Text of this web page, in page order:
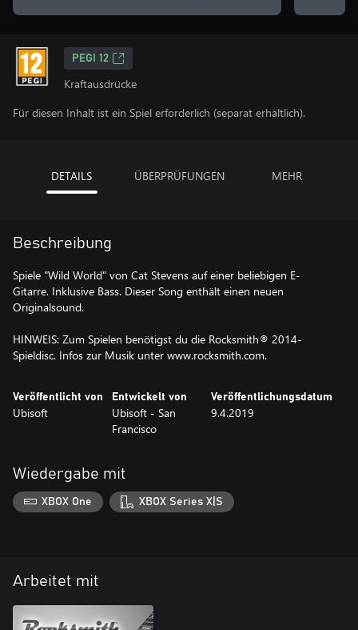
PEGI 12
Kraftausdrücke
Für diesen Inhalt ist ein Spiel erforderlich (separat erhältlich).
DETAILS ÜBERPRÜFUNGEN MEHR
Beschreibung
Spiele "Wild World" von Cat Stevens auf einer beliebigen E-
Gitarre. Inklusive Bass. Dieser Song enthält einen neuen
Originalsound.
HINWEIS: Zum Spielen benötigst du die Rocksmith® 2014-
Spieldisc. Infos zur Musik unter www.rocksmith.com.
Veröffentlicht von
Ubisoft
Entwickelt von
Ubisoft - San
Francisco
Veröffentlichungsdatum
9.4.2019
Wiedergabe mit
XBOX One XBOX Series X|S
Arbeitet mit